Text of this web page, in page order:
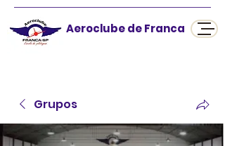
Aeroclube de Franca
Grupos